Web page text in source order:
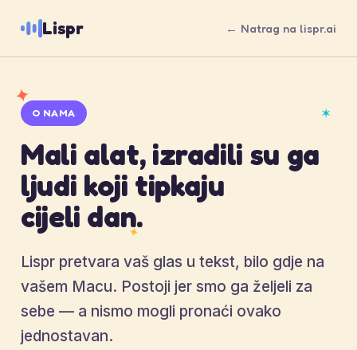
Lispr ← Natrag na lispr.ai
✦
✶
✦
O NAMA
Mali alat, izradili su ga
ljudi koji tipkaju
cijeli dan.
Lispr pretvara vaš glas u tekst, bilo gdje na
vašem Macu. Postoji jer smo ga željeli za
sebe — a nismo mogli pronaći ovako
jednostavan.